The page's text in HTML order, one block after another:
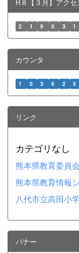
R８【３月】アク
2 1 9 0 3 1
カウンタ
1 0 3 6 2 5
リンク
カテゴリなし
熊本県教育委員会
熊本県教育情報
八代市立高田小
バナー